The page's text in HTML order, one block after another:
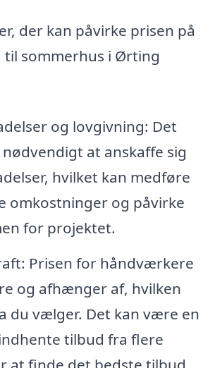
der kan påvirke prisen på
til sommerhus i Ørting
og lovgivning: Det
at anskaffe sig
hvilket kan medføre
omkostninger og påvirke
for projektet.
Prisen for håndværkere
og afhænger af, hvilken
du vælger. Det kan være en
tilbud fra flere